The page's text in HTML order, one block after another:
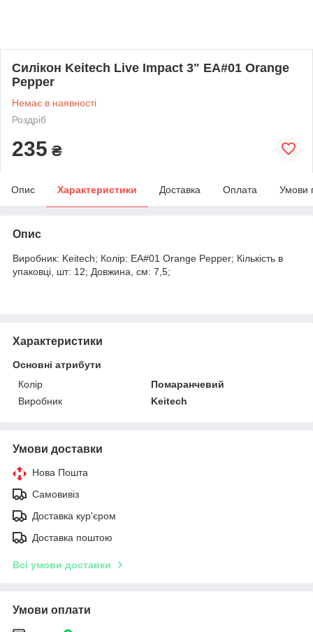
Силікон Keitech Live Impact 3" EA#01 Orange
Pepper
Немає в наявності
Роздріб
235 ₴
Опис Характеристики Доставка Оплата Умови
Опис
Виробник: Keitech; Колір: EA#01 Orange Pepper; Кількість в
упаковці, шт: 12; Довжина, см: 7,5;
Характеристики
Основні атрибути
Колір
Помаранчевий
Виробник
Keitech
Умови доставки
Нова Пошта
Самовивіз
Доставка кур'єром
Доставка поштою
Всі умови доставки
Умови оплати